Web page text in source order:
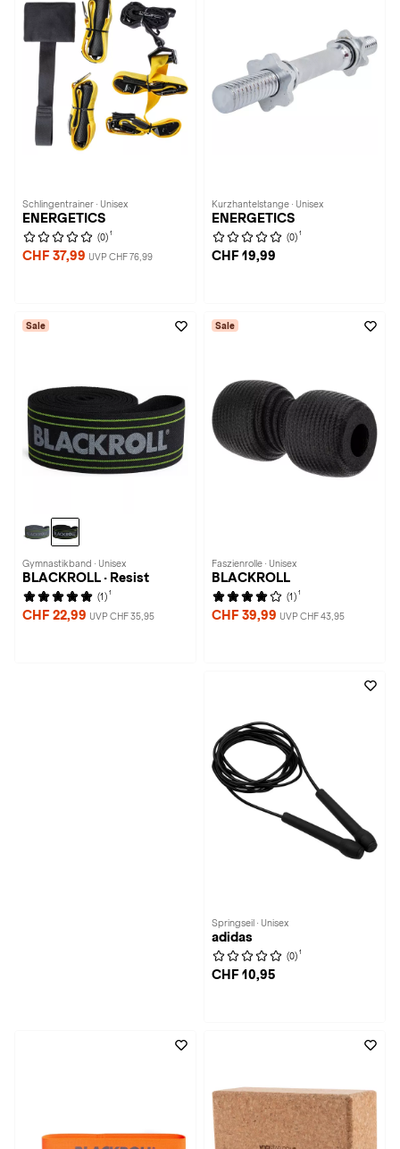
Schlingentrainer · Unisex
ENERGETICS
(0) 1
CHF 37,99 UVP CHF 76,99
Kurzhantelstange · Unisex
ENERGETICS
(0) 1
CHF 19,99
Sale
Gymnastikband · Unisex
BLACKROLL · Resist
(1) 1
CHF 22,99 UVP CHF 35,95
Sale
Faszienrolle · Unisex
BLACKROLL
(1) 1
CHF 39,99 UVP CHF 43,95
Springseil · Unisex
adidas
(0) 1
CHF 10,95